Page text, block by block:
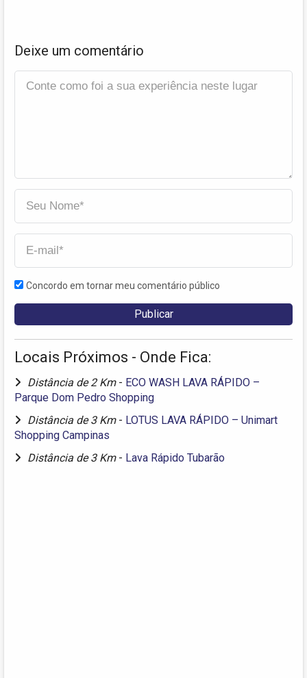
Deixe um comentário
Concordo em tornar meu comentário público
Locais Próximos - Onde Fica:
Distância de 2 Km - ECO WASH LAVA RÁPIDO –
Parque Dom Pedro Shopping
Distância de 3 Km - LOTUS LAVA RÁPIDO – Unimart
Shopping Campinas
Distância de 3 Km - Lava Rápido Tubarão